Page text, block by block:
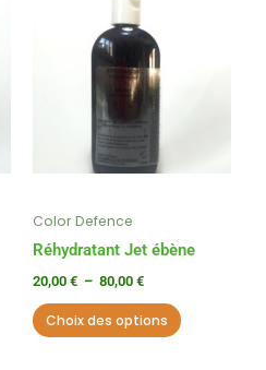
Color Defence
Réhydratant Jet ébène
20,00 € – 80,00 €
20,00 €
à
80,00 €
Choix des options
plusieurs
variations.
options
peuvent
choisies
sur
la
page
du